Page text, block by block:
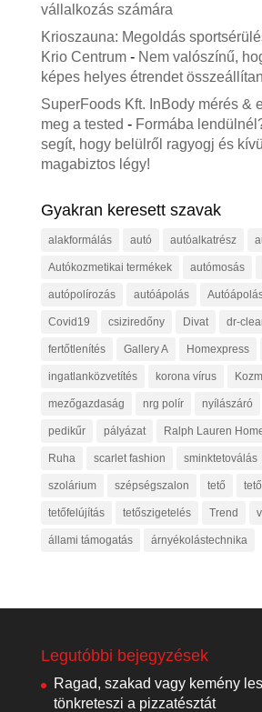
vállalkozás számára
Krioszauna: Megoldás
Krio Centrum- Nem valószínű,
képes helyes étrendet
SuperFoods Kft. InBody mérés &
meg a tested - Formába
segít, hogy belülről ragyogj és
magabiztos légy!
Gyakran keresett szavak
alakformálás autó autóalkatrész
Autókozmetikai termékek autómosás
autópolírozás autóápolás
Covid19 csiziredőny Divat dr-
fertőtlenítés Gallery A Homexpress
ingatlanközvetítés korona vírus
mezőgazdaság nrg polír nyílászáró
pedikűr pályázat Ralph Lauren
Ruha scarlet fashion sminktetoválás
szolárium szépségszalon tető
tetőfelújítás tetőszigetelés Trend
állami támogatás árnyékolástechnika
Legutóbbi bejegyzések
Ragad, szakad vagy kemény
tönkreteszi a pizzatésztát